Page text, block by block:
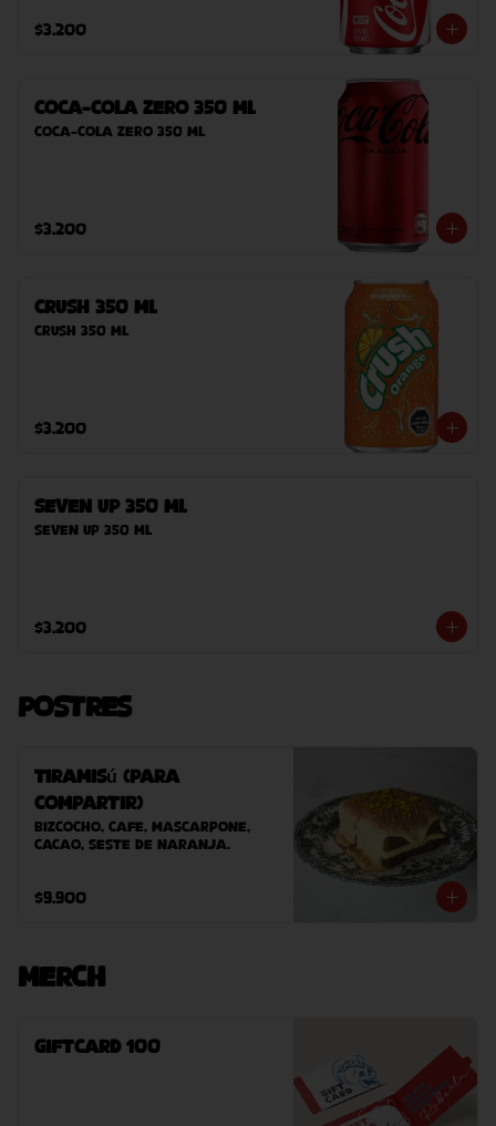
$3.200
Coca-Cola Zero 350 ml
Coca-Cola Zero 350 ml
$3.200
Crush 350 ml
Crush 350 ml
$3.200
Seven Up 350 ml
Seven Up 350 ml
$3.200
Postres
Tiramisú (Para
Compartir)
Bizcocho, cafe, mascarpone,
cacao, seste de naranja.
$9.900
Merch
GiftCard 100